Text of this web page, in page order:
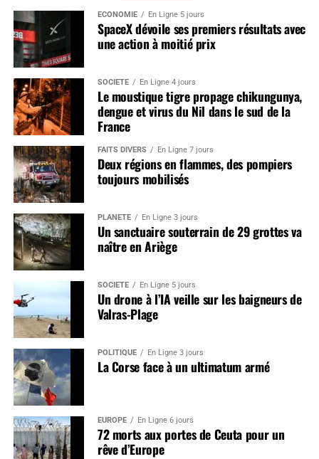
ÉCONOMIE En Ligne 5 jours
SpaceX dévoile ses premiers résultats avec
une action à moitié prix
SOCIÉTÉ En Ligne 4 jours
Le moustique tigre propage chikungunya,
dengue et virus du Nil dans le sud de la
France
FAITS DIVERS En Ligne 7 jours
Deux régions en flammes, des pompiers
toujours mobilisés
PLANÈTE En Ligne 3 jours
Un sanctuaire souterrain de 29 grottes va
naître en Ariège
SOCIÉTÉ En Ligne 5 jours
Un drone à l’IA veille sur les baigneurs de
Valras-Plage
POLITIQUE En Ligne 3 jours
La Corse face à un ultimatum armé
EUROPE En Ligne 6 jours
72 morts aux portes de Ceuta pour un
rêve d’Europe